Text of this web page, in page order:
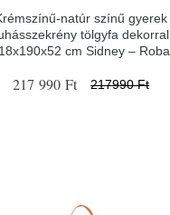
natúr színű gyerek
tölgyfa dekorral
cm Sidney – Roba
217 990 Ft 217990 Ft